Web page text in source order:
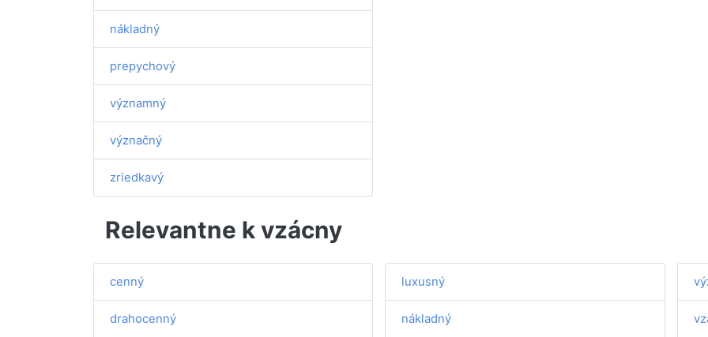
nákladný
prepychový
významný
význačný
zriedkavý
Relevantne k vzácny
cenný
drahocenný
luxusný
nákladný